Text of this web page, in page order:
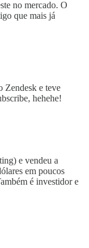
no mercado. O
que mais já
Zendesk e teve
hehehe!
e vendeu a
em poucos
é investidor e